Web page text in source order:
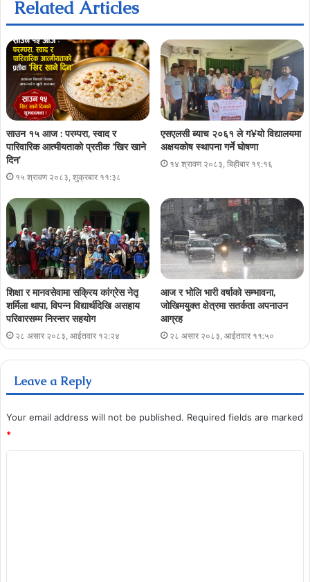
Related Articles
साउन १५ आज : परम्परा, स्वाद र
पारिवारिक आत्मीयताको प्रतीक ‘खिर खाने
दिन’
१५ श्रावण २०८३, शुक्रबार ११:३८
एसएलसी ब्याच २०६१ ले ग¥यो विद्यालयमा
अक्षयकोष स्थापना गर्ने घोषणा
१४ श्रावण २०८३, बिहीबार १९:१६
शिक्षा र मानवसेवामा सक्रिय कांग्रेस नेतृ
शर्मिला थापा, विपन्न विद्यार्थीदेखि असहाय
परिवारसम्म निरन्तर सहयोग
२८ असार २०८३, आईतवार १२:२४
आज र भोलि भारी वर्षाको सम्भावना,
जोखिमयुक्त क्षेत्रमा सतर्कता अपनाउन
आग्रह
२८ असार २०८३, आईतवार ११:५०
Leave a Reply
Your email address will not be published. Required fields are marked
*